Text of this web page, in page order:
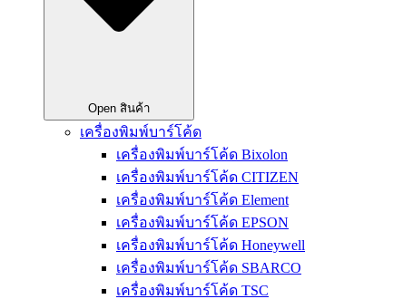
Open สินค้า
เครื่องพิมพ์บาร์โค้ด
เครื่องพิมพ์บาร์โค้ด Bixolon
เครื่องพิมพ์บาร์โค้ด CITIZEN
เครื่องพิมพ์บาร์โค้ด Element
เครื่องพิมพ์บาร์โค้ด EPSON
เครื่องพิมพ์บาร์โค้ด Honeywell
เครื่องพิมพ์บาร์โค้ด SBARCO
เครื่องพิมพ์บาร์โค้ด TSC